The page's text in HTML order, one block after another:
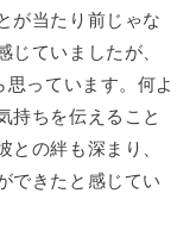
が当たり前じゃな
じていましたが、
っています。何よ
持ちを伝えること
の絆も深まり、
できたと感じてい